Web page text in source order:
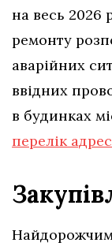
на весь 2026
ремонту
аварійних
ввідних
в будинках
перелік